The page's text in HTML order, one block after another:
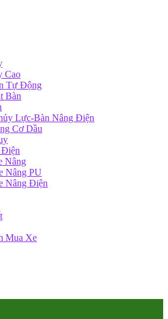
Cao
Tự Động
Bàn
Lực-Bàn Nâng Điện
Cơ Dầu
Điện
Nâng
Nâng PU
Nâng Điện
Mua Xe